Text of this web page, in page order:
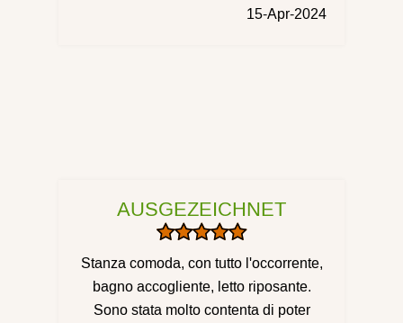
15-Apr-2024
AUSGEZEICHNET
Stanza comoda, con tutto l'occorrente,
bagno accogliente, letto riposante.
Sono stata molto contenta di poter